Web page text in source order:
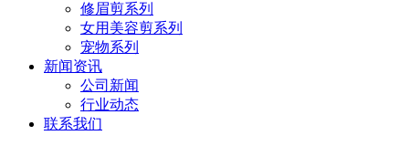
修眉剪系列
女用美容剪系列
宠物系列
新闻资讯
公司新闻
行业动态
联系我们